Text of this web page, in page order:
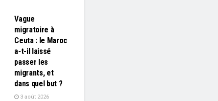
Vague
migratoire à
Ceuta : le Maroc
a-t-il laissé
passer les
migrants, et
dans quel but ?
3 août 2026